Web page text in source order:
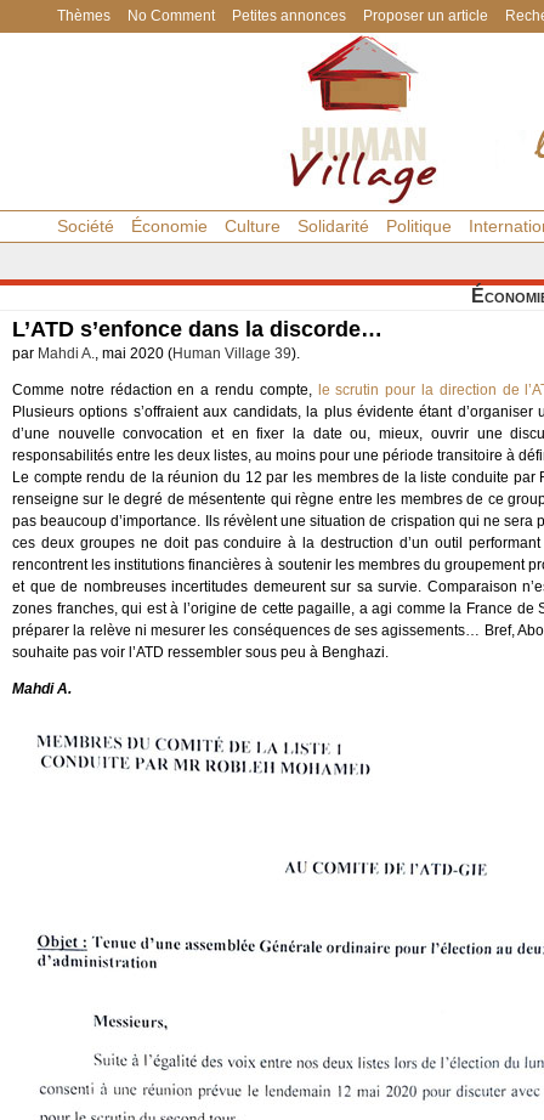
Thèmes No Comment Petites annonces Proposer un article
Société Économie Culture Solidarité Politique
L’ATD s’enfonce dans la discorde…
par Mahdi A., mai 2020 (Human Village 39).
Comme notre rédaction en a rendu compte, le scrutin pour la direction de
Plusieurs options s’offraient aux candidats, la plus évidente étant
d’une nouvelle convocation et en fixer la date ou, mieux, ouvrir une
responsabilités entre les deux listes, au moins pour une période transitoire à
Le compte rendu de la réunion du 12 par les membres de la liste conduite
renseigne sur le degré de mésentente qui règne entre les membres de ce
pas beaucoup d’importance. Ils révèlent une situation de crispation qui ne
ces deux groupes ne doit pas conduire à la destruction d’un outil
rencontrent les institutions financières à soutenir les membres du groupement
et que de nombreuses incertitudes demeurent sur sa survie. Comparaison
zones franches, qui est à l’origine de cette pagaille, a agi comme la France
préparer la relève ni mesurer les conséquences de ses agissements… Bref,
souhaite pas voir l’ATD ressembler sous peu à Benghazi.
Mahdi A.